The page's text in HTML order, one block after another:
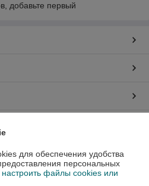
добавьте первый
для обеспечения удобства
персональных
файлы cookies или